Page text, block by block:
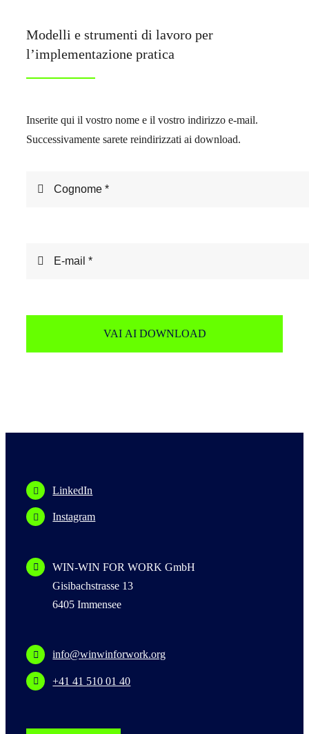
Modelli e strumenti di lavoro per
l’implementazione pratica
Inserite qui il vostro nome e il vostro indirizzo e-mail.
Successivamente sarete reindirizzati ai download.
VAI AI DOWNLOAD
LinkedIn
Instagram
WIN-WIN FOR WORK GmbH
Gisibachstrasse 13
6405 Immensee
info@winwinforwork.org
+41 41 510 01 40